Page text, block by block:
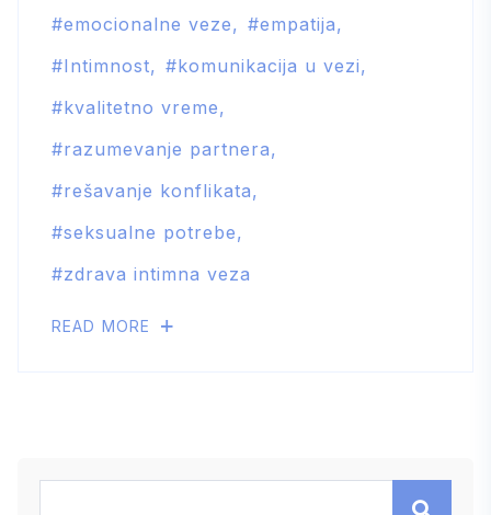
emocionalne veze
empatija
Intimnost
komunikacija u vezi
kvalitetno vreme
razumevanje partnera
rešavanje konflikata
seksualne potrebe
zdrava intimna veza
READ MORE